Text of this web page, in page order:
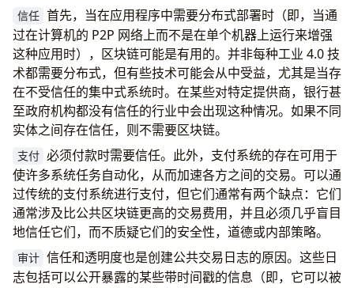
信任 首先，当在应用程序中需要分布式部署时（即，当通
过在计算机的 P2P 网络上而不是在单个机器上运行来增强
这种应用时），区块链可能是有用的。并非每种工业 4.0 技
术都需要分布式，但有些技术可能会从中受益，尤其是当存
在不受信任的集中式系统时。在某些对特定提供商，银行甚
至政府机构都没有信任的行业中会出现这种情况。如果不同
实体之间存在信任，则不需要区块链。
支付 必须付款时需要信任。此外，支付系统的存在可用于
使许多系统任务自动化，从而加速各方之间的交易。可以通
过传统的支付系统进行支付，但它们通常有两个缺点：它们
通常涉及比公共区块链更高的交易费用，并且必须几乎盲目
地信任它们，而不质疑它们的安全性，道德或内部策略。
审计 信任和透明度也是创建公共交易日志的原因。这些日
志包括可以公开暴露的某些带时间戳的信息（即，它可以被